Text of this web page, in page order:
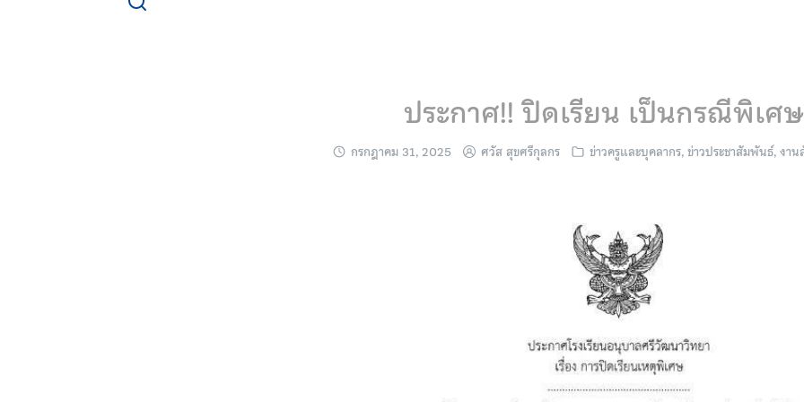
ประกาศ!! ปิดเรียน เป็นกรณีพิเศษ
กรกฎาคม 31, 2025 ศวัส สุขศรีกุลกร ข่าวครูและบุคลากร,ข่าวประชาสัมพันธ์,งา